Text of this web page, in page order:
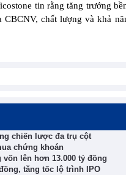
tin rằng tăng trưởng
chất lượng và khả
chiến lược đa trụ cột
chứng khoán
lên hơn 13.000 tỷ đồng
tăng tốc lộ trình IPO